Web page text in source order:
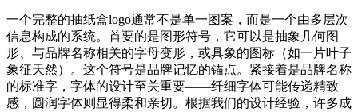
一个完整的抽纸盒logo通常不是单一图案，而是一个由多层次
信息构成的系统。首要的是图形符号，它可以是抽象几何图
形、与品牌名称相关的字母变形，或具象的图标（如一片叶子
象征天然）。这个符号是品牌记忆的锚点。紧接着是品牌名称
的标准字，字体的设计至关重要——纤细字体可能传递精致
感，圆润字体则显得柔和亲切。根据我们的设计经验，许多成